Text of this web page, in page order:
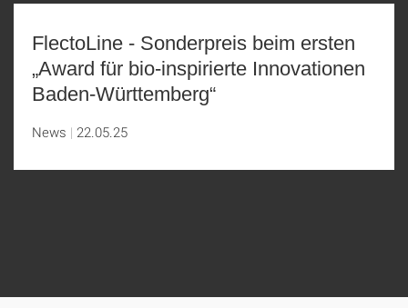
FlectoLine - Sonderpreis beim ersten
„Award für bio-inspirierte Innovationen
Baden-Württemberg“
News 22.05.25